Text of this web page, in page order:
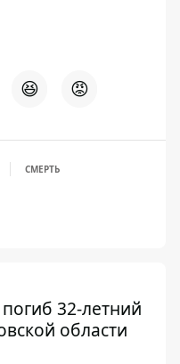
😆 😡
СМЕРТЬ
32-летний
области